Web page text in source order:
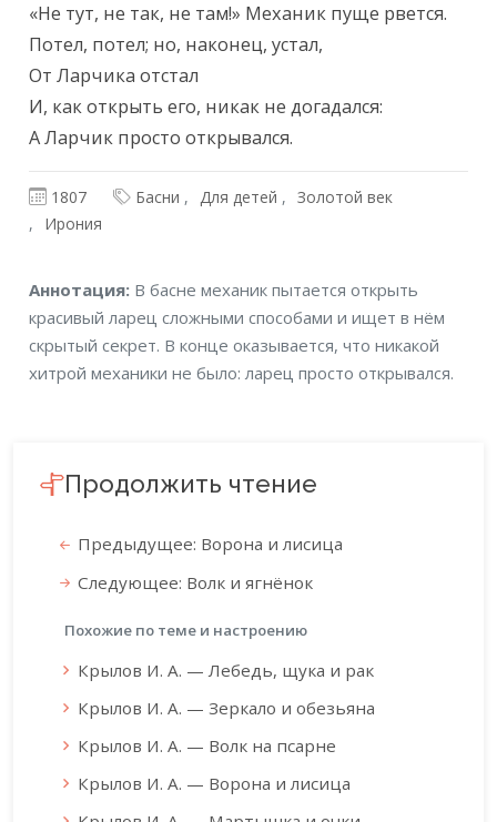
«Не тут, не так, не там!» Механик пуще рвется.
Потел, потел; но, наконец, устал,
От Ларчика отстал
И, как открыть его, никак не догадался:
А Ларчик просто открывался.
1807 Басни Для детей
Золотой век
Ирония
Аннотация
Аннотация: В басне механик пытается открыть
красивый ларец сложными способами и ищет в нём
скрытый секрет. В конце оказывается, что никакой
хитрой механики не было: ларец просто открывался.
Продолжить чтение
Предыдущее: Ворона и лисица
Следующее: Волк и ягнёнок
Похожие по теме и настроению
Крылов И. А. — Лебедь, щука и рак
Крылов И. А. — Зеркало и обезьяна
Крылов И. А. — Волк на псарне
Крылов И. А. — Ворона и лисица